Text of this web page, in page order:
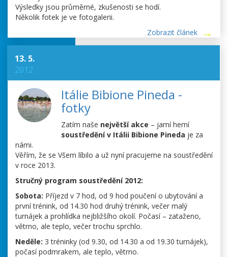
Výsledky jsou průměrné, zkušenosti se hodí.
Několik fotek je ve fotogalerii.
Zobrazit článek
13. 5.
2012
Itálie Bibione Pineda -
fotky
Zatím naše největší akce – jarní herní
soustředění v Itálii Bibione Pineda je za
námi.
Věřím, že se Všem líbilo a už nyní pracujeme na soustředění
v roce 2013.
Stručný program soustředění 2012:
Sobota: Příjezd v 7 hod, od 9 hod poučení o ubytování a
první trénink, od 14.30 hod druhý trénink, večer malý
turnájek a prohlídka nejbližšího okolí. Počasí – zataženo,
větrno, ale teplo, večer trochu sprchlo.
Neděle: 3 tréninky (od 9.30, od 14.30 a od 19.30 turnájek),
počasí podmrakem, ale teplo, větrno.